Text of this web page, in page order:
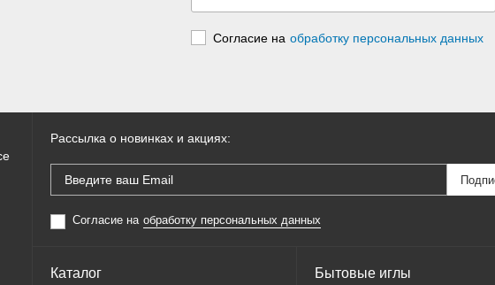
Согласие на обработку персональных данных
Рассылка о новинках и акциях:
Согласие на обработку персональных данных
Каталог Бытовые иглы